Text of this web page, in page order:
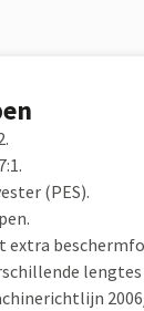
(PES).